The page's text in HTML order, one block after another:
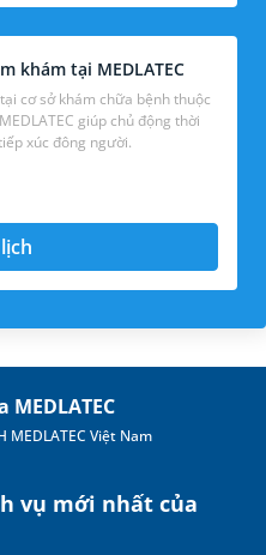
khám tại MEDLATEC
cơ sở khám chữa bệnh thuộc
giúp chủ động thời
gian, hạn chế tiếp xúc đông người.
Việt Nam
vụ mới nhất của